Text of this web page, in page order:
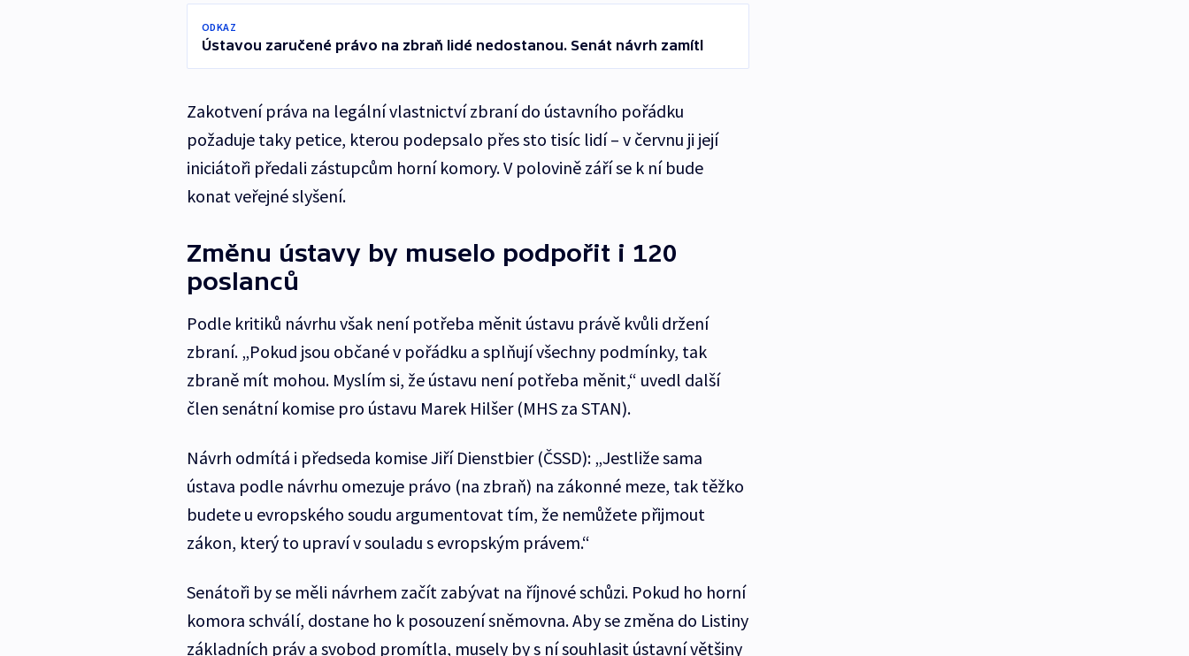
ODKAZ
Ústavou zaručené právo na zbraň lidé nedostanou. Senát návrh zamítl
Zakotvení práva na legální vlastnictví zbraní do ústavního pořádku
požaduje taky petice, kterou podepsalo přes sto tisíc lidí – v červnu ji její
iniciátoři předali zástupcům horní komory. V polovině září se k ní bude
konat veřejné slyšení.
Změnu ústavy by muselo podpořit i 120
poslanců
Podle kritiků návrhu však není potřeba měnit ústavu právě kvůli držení
zbraní. „Pokud jsou občané v pořádku a splňují všechny podmínky, tak
zbraně mít mohou. Myslím si, že ústavu není potřeba měnit,“ uvedl další
člen senátní komise pro ústavu Marek Hilšer (MHS za STAN).
Návrh odmítá i předseda komise Jiří Dienstbier (ČSSD): „Jestliže sama
ústava podle návrhu omezuje právo (na zbraň) na zákonné meze, tak těžko
budete u evropského soudu argumentovat tím, že nemůžete přijmout
zákon, který to upraví v souladu s evropským právem.“
Senátoři by se měli návrhem začít zabývat na říjnové schůzi. Pokud ho horní
komora schválí, dostane ho k posouzení sněmovna. Aby se změna do Listiny
základních práv a svobod promítla, musely by s ní souhlasit ústavní většiny